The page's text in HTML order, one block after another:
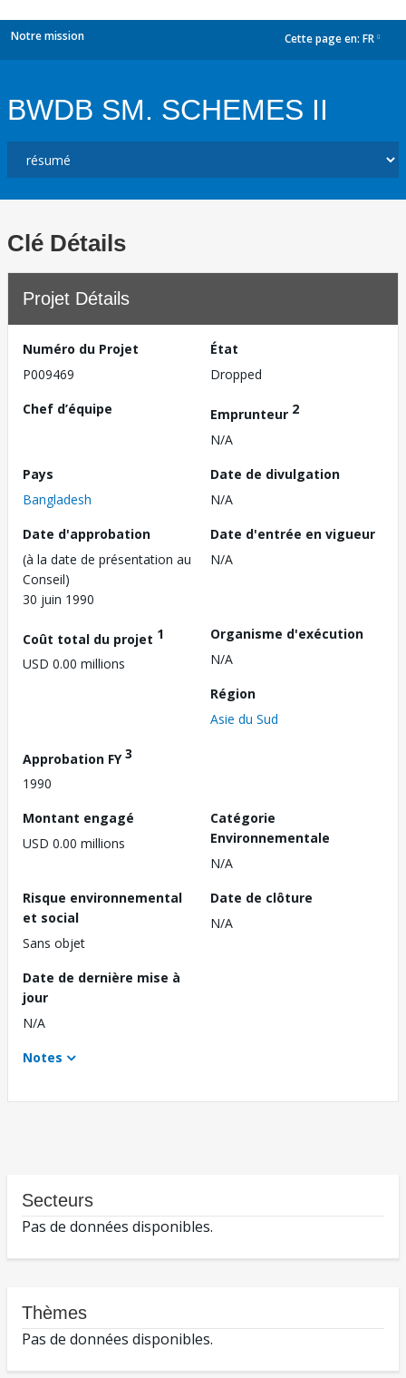
Notre mission Cette page en: FR
BWDB SM. SCHEMES II
Clé Détails
Projet Détails
Numéro du Projet
P009469
État
Dropped
Chef d’équipe
Emprunteur 2
N/A
Pays
Bangladesh
Date de divulgation
N/A
Date d'approbation
(à la date de présentation au
Conseil)
30 juin 1990
Date d'entrée en vigueur
N/A
Coût total du projet 1
USD 0.00 millions
Organisme d'exécution
N/A
Région
Asie du Sud
Approbation FY3
1990
Montant engagé
USD 0.00 millions
Catégorie
Environnementale
N/A
Risque environnemental
et social
Sans objet
Date de clôture
N/A
Date de dernière mise à
jour
N/A
Notes
Secteurs
Pas de données disponibles.
Thèmes
Pas de données disponibles.